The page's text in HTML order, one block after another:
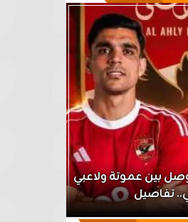
بين عموتة ولاعبي
تفاصيل